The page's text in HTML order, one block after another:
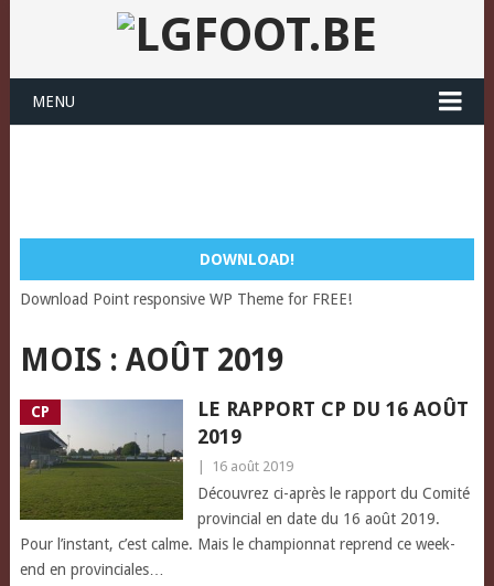
MENU
DOWNLOAD!
Download Point responsive WP Theme for FREE!
MOIS : AOÛT 2019
CP
LE RAPPORT CP DU 16 AOÛT
2019
16 août 2019
Découvrez ci-après le rapport du Comité
provincial en date du 16 août 2019.
Pour l’instant, c’est calme. Mais le championnat reprend ce week-
end en provinciales…